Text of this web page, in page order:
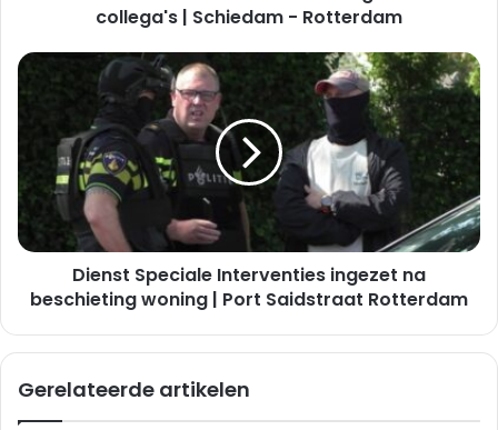
collega's | Schiedam - Rotterdam
Dienst
Speciale
ingezet
beschieting
woning
|
Port
Saidstraat
Rotterdam
Dienst Speciale Interventies ingezet na
beschieting woning | Port Saidstraat Rotterdam
Gerelateerde artikelen